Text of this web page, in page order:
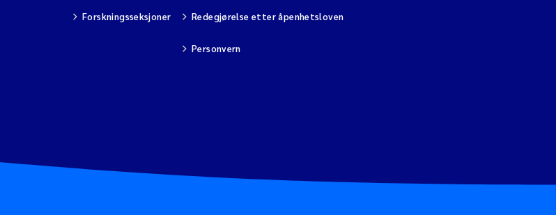
Forskningsseksjoner Redegjørelse etter åpenhetsloven
Personvern